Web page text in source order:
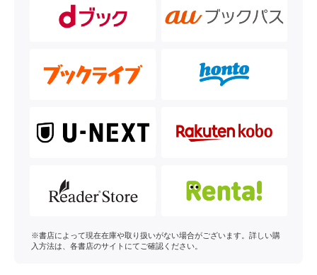
※書店によって現在在庫や取り扱いがない場合がございます。詳しい購
入方法は、各書店のサイトにてご確認ください。